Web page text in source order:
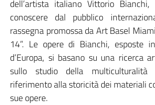
dell’artista italiano Vittorio
conoscere dal pubblico
rassegna promossa da Art Basel
14”. Le opere di Bianchi, esposte
d’Europa, si basano su una ricerca
sullo studio della
riferimento alla storicità dei materiali
sue opere.